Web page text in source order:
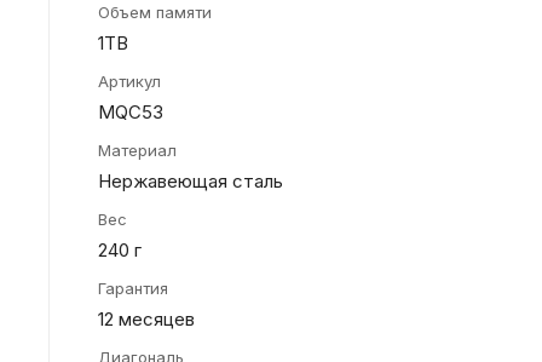
Объем памяти
1TB
Артикул
MQC53
Материал
Нержавеющая сталь
Вес
240 г
Гарантия
12 месяцев
Диагональ